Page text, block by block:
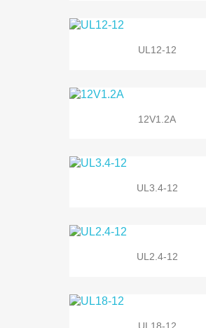
UL12-12
12V1.2A
UL3.4-12
UL2.4-12